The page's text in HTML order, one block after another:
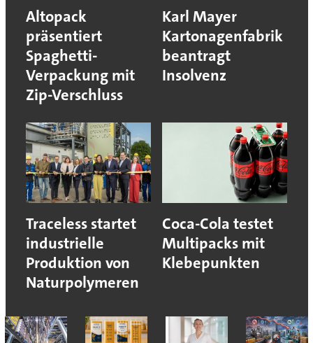
Altopack
präsentiert
Spaghetti-
Verpackung mit
Zip-Verschluss
Karl Mayer
Kartonagenfabrik
beantragt
Insolvenz
Traceless startet
industrielle
Produktion von
Naturpolymeren
Coca-Cola testet
Multipacks mit
Klebepunkten